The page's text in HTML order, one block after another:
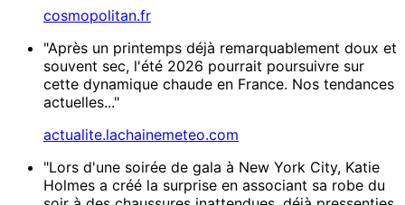
cosmopolitan.fr
"Après un printemps déjà remarquablement doux et
souvent sec, l'été 2026 pourrait poursuivre sur
cette dynamique chaude en France. Nos tendances
actuelles..."
actualite.lachainemeteo.com
"Lors d'une soirée de gala à New York City, Katie
Holmes a créé la surprise en associant sa robe du